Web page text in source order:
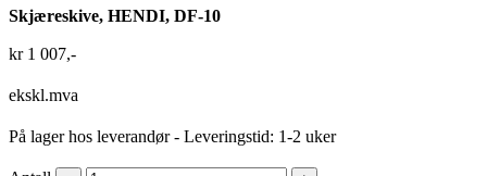
Skjæreskive, HENDI, DF-10
kr1 007,-
ekskl.mva
På lager hos leverandør- Leveringstid: 1-2 uker